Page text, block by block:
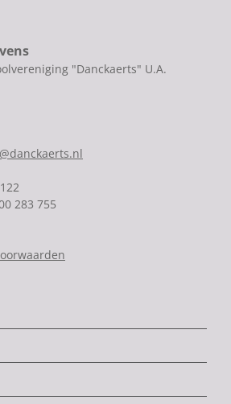
"Danckaerts" U.A.
283 755